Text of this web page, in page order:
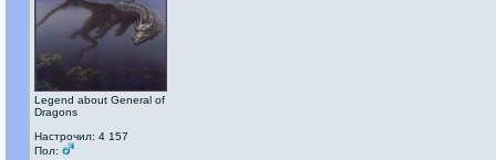
Legend about General of
Dragons
Настрочил: 4 157
Пол: